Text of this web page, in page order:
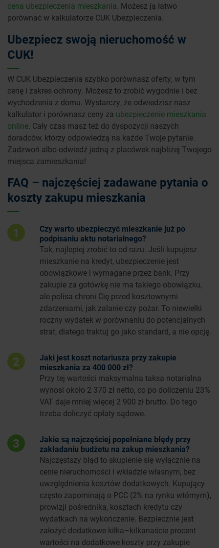
cena ubezpieczenia mieszkania. Możesz ją łatwo
porównać w kalkulatorze CUK Ubezpieczenia.
Ubezpiecz swoją nieruchomość w
CUK!
W CUK Ubezpieczenia szybko porównasz oferty, w tym
cenę i zakres ochrony. Możesz to zrobić wygodnie i bez
wychodzenia z domu. Wystarczy, że odwiedzisz nasz
kalkulator i porównasz ceny za ubezpieczenie mieszkania
online. Cały czas masz też do dyspozycji naszych
doradców, którzy odpowiedzą na każde Twoje pytanie.
Zadzwoń albo odwiedź jedną z placówek najbliżej Twojego
miejsca zamieszkania!
FAQ – najczęściej zadawane pytania o
koszty zakupu mieszkania
1
Czy warto ubezpieczyć mieszkanie już po
podpisaniu aktu notarialnego?
Tak, najlepiej zrobić to od razu. Jeśli kupujesz
mieszkanie na kredyt, ubezpieczenie jest
obowiązkowe i wymagane przez bank. Przy
zakupie za gotówkę nie ma takiego obowiązku,
ale polisa chroni Cię przed kosztownymi
zdarzeniami, jak zalanie czy pożar. To niewielki
roczny wydatek w porównaniu do potencjalnych
strat, dlatego traktuj go jako standard, a nie opcję.
2
Jaki jest koszt notariusza przy zakupie
mieszkania za 400 000 zł?
Przy tej wartości maksymalna taksa notarialna
wynosi około 2 370 zł netto, co po doliczeniu 23%
VAT daje mniej więcej 2 900 zł brutto. Do tego
trzeba doliczyć opłaty sądowe.
3
Jakie są najczęściej popełniane błędy przy
zakładaniu budżetu na zakup mieszkania?
Najczęstszy błąd to skupienie się wyłącznie na
cenie nieruchomości i wkładzie własnym, bez
uwzględnienia kosztów dodatkowych. Kupujący
często zapominają o PCC (2% na rynku wtórnym),
prowizji pośrednika, kosztach kredytu czy
wydatkach na wykończenie. Bezpiecznie jest
założyć dodatkowe kilka–kilkanaście procent
wartości na dodatkowe koszty przy zakupie